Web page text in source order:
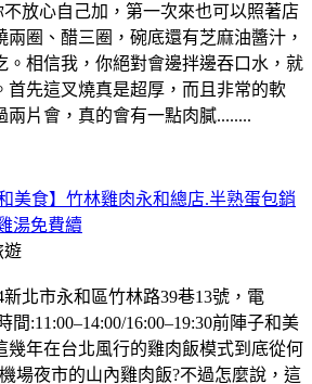
不放心自己加，第一次來也可以照著店
兩圈、醋三圈，碗底還有芝麻油醬汁，
。相信我，你絕對會邊拌邊吞口水，就
首先這叉燒真是超厚，而且非常的軟
片會，真的會有一點肉膩........
美食】竹林雞肉永和總店.半熟蛋包銷
湯免費續
遊
北市永和區竹林路39巷13號，電
間:11:00–14:00/16:00–19:30前陣子和美
幾年在台北風行的雞肉飯模式到底從何
場夜市的山內雞肉飯?不過怎麼說，這